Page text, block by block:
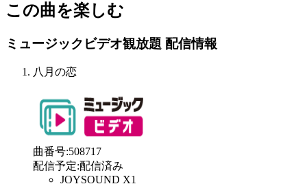
この曲を楽しむ
ミュージックビデオ観放題 配信情報
八月の恋
曲番号:508717
配信予定:配信済み
JOYSOUND X1